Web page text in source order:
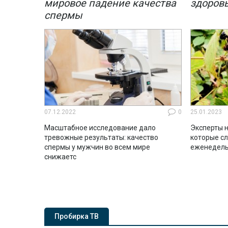
мировое падение качества
спермы
07.12.2022 0
Масштабное исследование дало
тревожные результаты: качество
спермы у мужчин во всем мире
снижаетс
25.01.2023
Эксперты
которые
Пробирка ТВ